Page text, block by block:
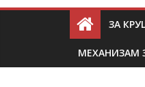
ЗА
МЕХАНИЗАМ